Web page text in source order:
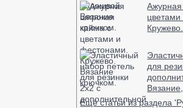
для
Ещё статьи из раздела